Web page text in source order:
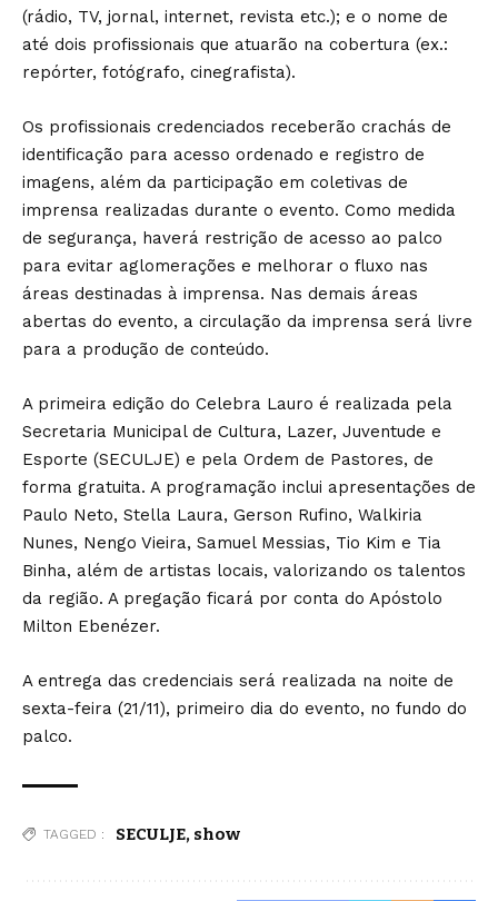
(rádio, TV, jornal, internet, revista etc.); e o nome de
até dois profissionais que atuarão na cobertura (ex.:
repórter, fotógrafo, cinegrafista).
Os profissionais credenciados receberão crachás de
identificação para acesso ordenado e registro de
imagens, além da participação em coletivas de
imprensa realizadas durante o evento. Como medida
de segurança, haverá restrição de acesso ao palco
para evitar aglomerações e melhorar o fluxo nas
áreas destinadas à imprensa. Nas demais áreas
abertas do evento, a circulação da imprensa será livre
para a produção de conteúdo.
A primeira edição do Celebra Lauro é realizada pela
Secretaria Municipal de Cultura, Lazer, Juventude e
Esporte (SECULJE) e pela Ordem de Pastores, de
forma gratuita. A programação inclui apresentações de
Paulo Neto, Stella Laura, Gerson Rufino, Walkiria
Nunes, Nengo Vieira, Samuel Messias, Tio Kim e Tia
Binha, além de artistas locais, valorizando os talentos
da região. A pregação ficará por conta do Apóstolo
Milton Ebenézer.
A entrega das credenciais será realizada na noite de
sexta-feira (21/11), primeiro dia do evento, no fundo do
palco.
TAGGED : SECULJE, show